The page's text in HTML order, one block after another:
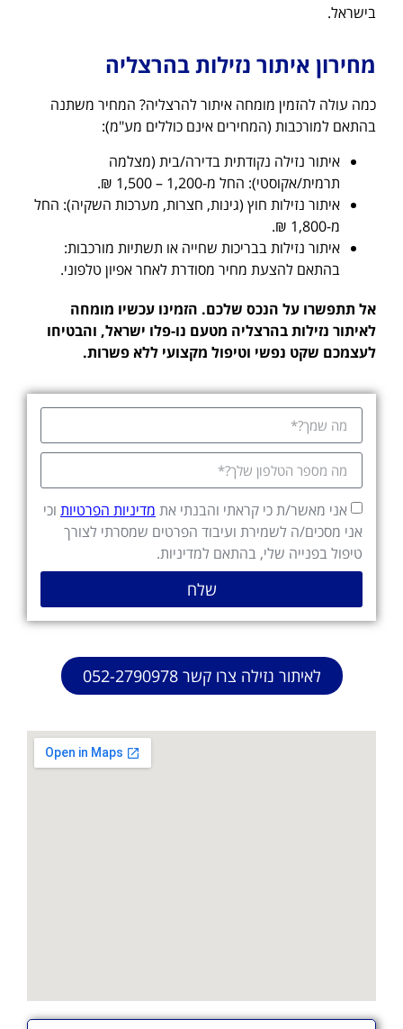
בישראל.
מחירון איתור נזילות בהרצליה
כמה עולה להזמין מומחה איתור להרצליה? המחיר משתנה
בהתאם למורכבות (המחירים אינם כוללים מע"מ):
איתור נזילה נקודתית בדירה/בית (מצלמה
תרמית/אקוסטי): החל מ-1,200 – 1,500 ₪.
איתור נזילות חוץ (גינות, חצרות, מערכות השקיה): החל
מ-1,800 ₪.
איתור נזילות בבריכות שחייה או תשתיות מורכבות:
בהתאם להצעת מחיר מסודרת לאחר אפיון טלפוני.
אל תתפשרו על הנכס שלכם. הזמינו עכשיו מומחה
לאיתור נזילות בהרצליה מטעם נו-פלו ישראל, והבטיחו
לעצמכם שקט נפשי וטיפול מקצועי ללא פשרות.
אני מאשר/ת כי קראתי והבנתי את מדיניות הפרטיות וכי
אני מסכים/ה לשמירת ועיבוד הפרטים שמסרתי לצורך
טיפול בפנייה שלי, בהתאם למדיניות.
שלח
לאיתור נזילה צרו קשר 052-2790978